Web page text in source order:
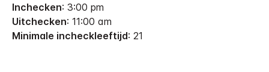
Inchecken: 3:00 pm
Uitchecken: 11:00 am
Minimale incheckleeftijd: 21